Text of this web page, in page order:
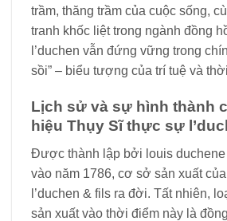
trầm, thăng trầm của cuộc sống,
tranh khốc liệt trong ngành đồng
l’duchen vẫn đứng vững trong
sồi” – biểu tượng của trí tuệ và
Lịch sử và sự hình thành
hiệu Thụy Sĩ thực sự
Được thành lập bởi louis duchene
vào năm 1786, cơ sở sản xuất
l’duchen & fils ra đời. Tất nhiên,
sản xuất vào thời điểm này là